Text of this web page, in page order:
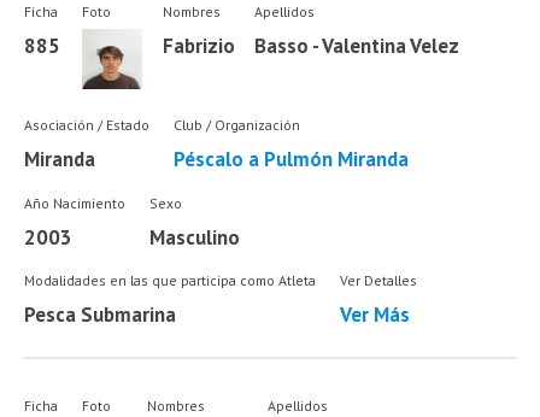
Ficha
885
Foto Nombres
Fabrizio
Apellidos
Basso - Valentina Velez
Asociación / Estado
Miranda
Club / Organización
Péscalo a Pulmón Miranda
Año Nacimiento
2003
Sexo
Masculino
Modalidades en las que participa como Atleta
Pesca Submarina
Ver Detalles
Ver Más
Ficha Foto Nombres Apellidos